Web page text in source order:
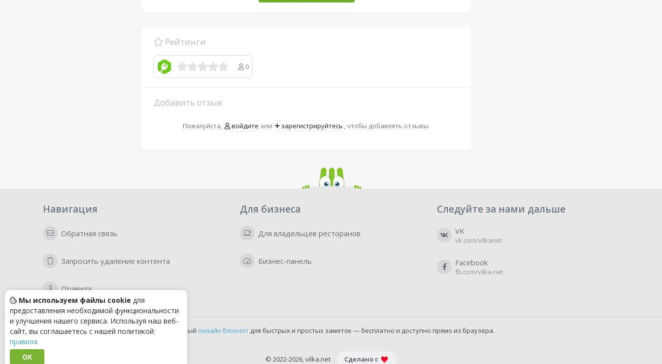
Рейтинги
0
Добавить отзыв
Пожалуйста, войдите или зарегистрируйтесь , чтобы добавлять отзывы.
Навигация
Обратная связь
Запросить удаление контента
Правила
Для бизнеса
Для владельцев ресторанов
Бизнес-панель
Следуйте за нами дальше
VK
vk.com/vilkanet
Facebook
fb.com/vilka.net
Удобный онлайн блокнотдля быстрых и простых заметок — бесплатно и доступно прямо из браузера.
© 2022-2026, vilka.net Сделано с
Мы используем файлы cookie для
предоставления необходимой функциональности
и улучшения нашего сервиса. Используя наш веб-
сайт, вы соглашаетесь с нашей политикой:
правила
OK